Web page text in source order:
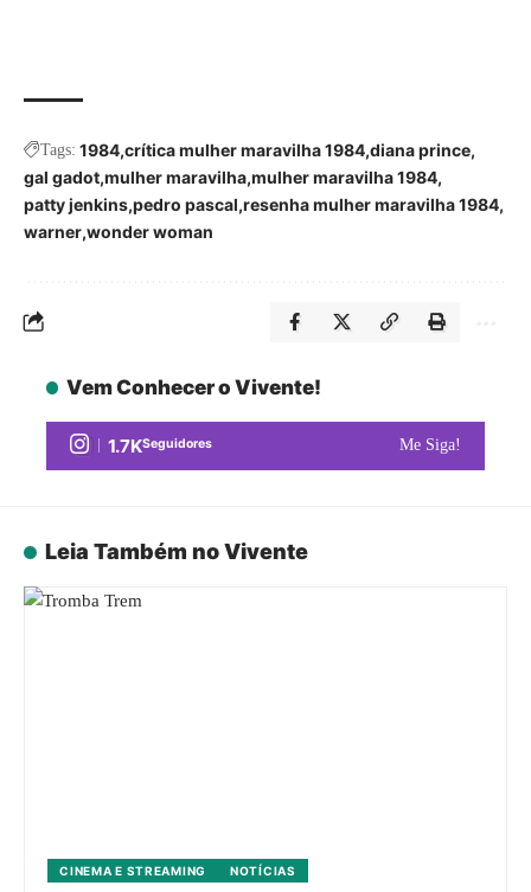
Tags: 1984 crítica mulher maravilha 1984 diana prince
gal gadot mulher maravilha mulher maravilha 1984
patty jenkins pedro pascal resenha mulher maravilha 1984
warner wonder woman
Vem Conhecer o Vivente!
1.7KSeguidores Me Siga!
Leia Também no Vivente
CINEMA E STREAMING NOTÍCIAS